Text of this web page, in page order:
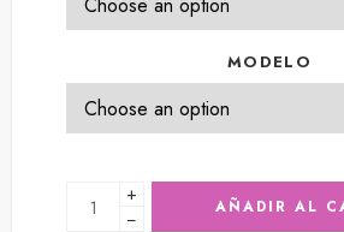
MODELO
+
−
AÑADIR AL